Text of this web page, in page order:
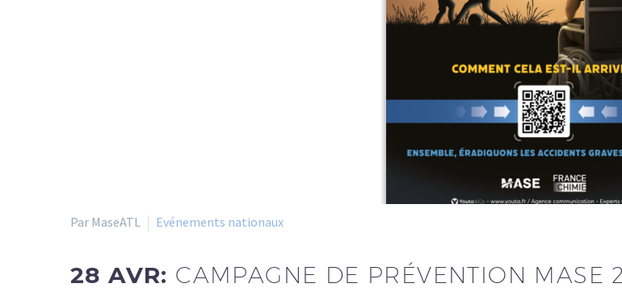
Par MaseATL Evénements nationaux
28 AVR: CAMPAGNE DE PRÉVENTION MASE